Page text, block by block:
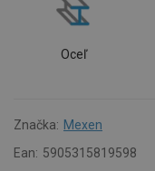
Oceľ
Značka: Mexen
Ean: 5905315819598